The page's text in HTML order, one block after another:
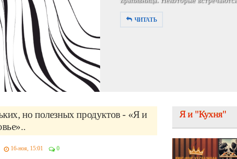
ЧИТАТЬ
но полезных продуктов - «Я и
16-ноя, 15:01 0
Я и "Кухня"